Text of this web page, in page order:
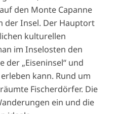
den Monte Capanne
der Insel. Der Hauptort
kulturellen
im Inselosten den
„Eiseninsel“ und
kann. Rund um
Fischerdörfer. Die
ein und die